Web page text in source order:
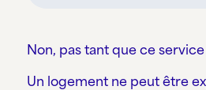
Non, pas tant que ce
Un logement ne peut être